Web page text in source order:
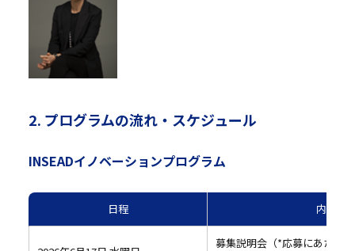
2. プログラムの流れ・スケジュール
INSEADイノベーションプログラム
日程 内容
募集説明会（*応募にあたっ